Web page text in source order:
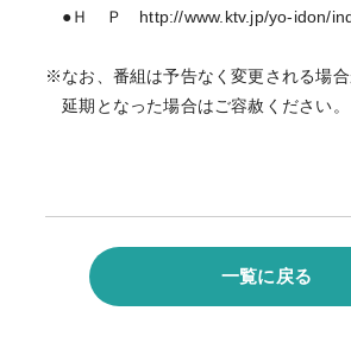
●Ｈ Ｐ http://www.ktv.jp/yo-idon/
※なお、番組は予告なく変更される場合
延期となった場合はご容赦ください。
一覧に戻る